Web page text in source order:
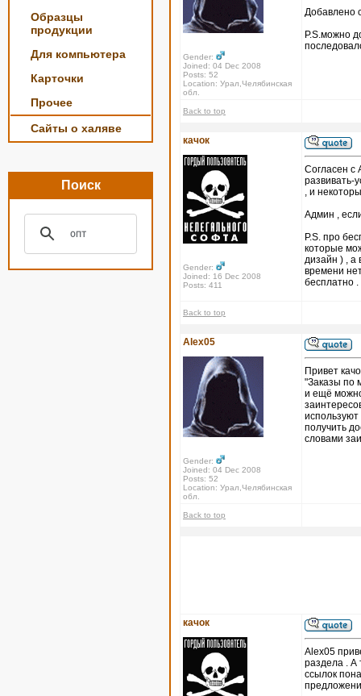
Образцы
продукции
Для компьютера
Карточки
Прочее
Сайты о халяве
Поиск
Gender:
Joined: 04 Dec 2008
Posts: 52
Location: Урал,Челябинская
обл.
Добавлено
P.S.можно
Back to top
качок
Gender:
Joined: 16 Dec 2008
Posts: 411
Согласен с
развивать-
, и
Админ ,
P.S. про
которые
дизайн ) , а
времени
бесплатно
Back to top
Alex05
Gender:
Joined: 04 Dec 2008
Posts: 52
Location: Урал,Челябинская
обл.
Привет
"Заказы по
и ещё
получить
словами
Back to top
качок
Alex05
раздела . А
ссылок